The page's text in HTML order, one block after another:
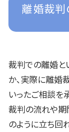
離婚裁判
裁判での離婚と
か、実際に離婚
いったご相談を
裁判の流れや期
のように立ち回